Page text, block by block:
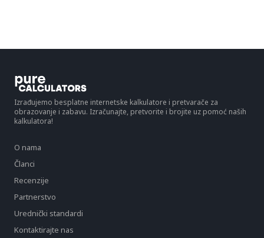
Izrađujemo besplatne internetske kalkulatore i pretvarače za
obrazovanje i zabavu. Izračunajte, pretvorite i brojite uz pomoć naših
kalkulatora!
O nama
Članci
Recenzije
Partnerstvo
Urednički standardi
Kontaktirajte nas